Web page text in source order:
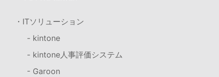
・ITソリューション
- kintone
- kintone人事評価システム
- Garoon